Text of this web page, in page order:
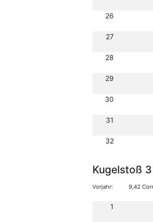
26
27
28
29
30
31
32
Kugelstoß
Vorjahr: 9,42
1